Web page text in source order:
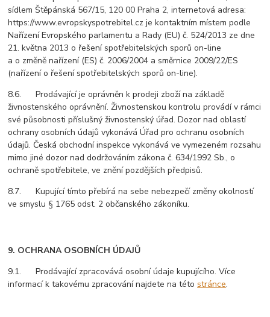
sídlem Štěpánská 567/15, 120 00 Praha 2, internetová adresa:
https://www.evropskyspotrebitel.cz je kontaktním místem podle
Nařízení Evropského parlamentu a Rady (EU) č. 524/2013 ze dne
21. května 2013 o řešení spotřebitelských sporů on-line
a o změně nařízení (ES) č. 2006/2004 a směrnice 2009/22/ES
(nařízení o řešení spotřebitelských sporů on-line).
8.6. Prodávající je oprávněn k prodeji zboží na základě
živnostenského oprávnění. Živnostenskou kontrolu provádí v rámci
své působnosti příslušný živnostenský úřad. Dozor nad oblastí
ochrany osobních údajů vykonává Úřad pro ochranu osobních
údajů. Česká obchodní inspekce vykonává ve vymezeném rozsahu
mimo jiné dozor nad dodržováním zákona č. 634/1992 Sb., o
ochraně spotřebitele, ve znění pozdějších předpisů.
8.7. Kupující tímto přebírá na sebe nebezpečí změny okolností
ve smyslu § 1765 odst. 2 občanského zákoníku.
9. OCHRANA OSOBNÍCH ÚDAJŮ
9.1. Prodávající zpracovává osobní údaje kupujícího. Více
informací k takovému zpracování najdete na tétostránce.